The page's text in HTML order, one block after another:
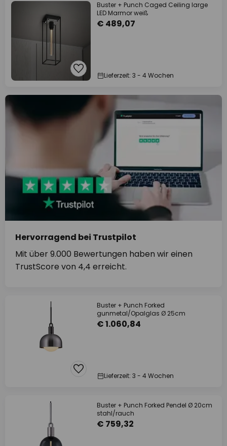
Buster + Punch Caged Ceiling large
LED Marmor weiß
€ 489,07
Lieferzeit: 3 - 4 Wochen
Hervorragend bei Trustpilot
Mit über 9.000 Bewertungen haben wir einen
TrustScore von 4,4 erreicht.
Buster + Punch Forked
gunmetal/Opalglas Ø 25cm
€ 1.060,84
Lieferzeit: 3 - 4 Wochen
Buster + Punch Forked Pendel Ø 20cm
stahl/rauch
€ 759,32